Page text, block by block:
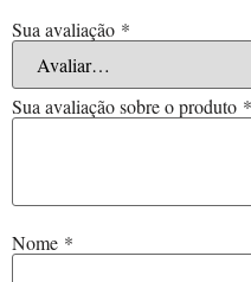
Sua avaliação *
Sua avaliação sobre o produto *
Nome *